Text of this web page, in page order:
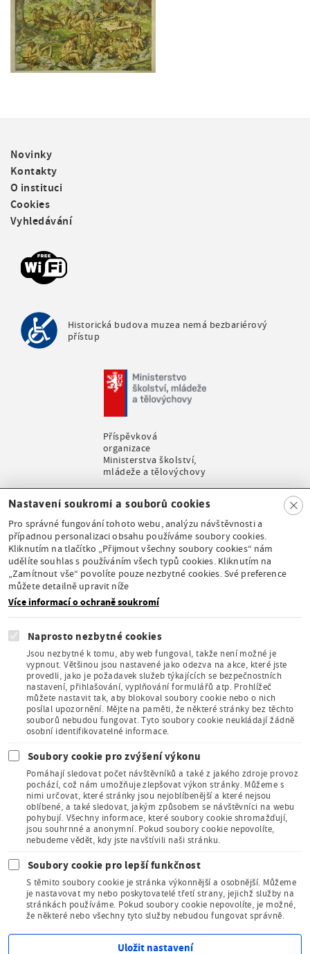
F
o
o
t
e
r
Novinky
Kontakty
O instituci
Cookies
Vyhledávání
Historická budova muzea nemá bezbariérový
přístup
Příspěvková
organizace
Ministerstva školství,
mládeže a tělovýchovy
Stálá expozice pod
záštitou České
komise pro UNESCO
Člen Asociace
muzeí a galerií
České
republiky
Člen Mezinárodního
sdružení pro dětskou
knihu
Kudy z nudy - tipy na výlet
Clo
se
Nastavení soukromí a souborů cookies
Pro správné fungování tohoto webu, analýzu návštěvnosti a
případnou personalizaci obsahu používáme soubory cookies.
Kliknutím na tlačítko „Přijmout všechny soubory cookies“ nám
udělíte souhlas s používáním všech typů cookies. Kliknutím na
„Zamítnout vše“ povolíte pouze nezbytné cookies. Své preference
můžete detailně upravit níže
Více informací o ochraně soukromí
Naprosto nezbytné cookies
Jsou nezbytné k tomu, aby web fungoval, takže není možné je
vypnout. Většinou jsou nastavené jako odezva na akce, které jste
provedli, jako je požadavek služeb týkajících se bezpečnostních
nastavení, přihlašování, vyplňování formulářů atp. Prohlížeč
můžete nastavit tak, aby blokoval soubory cookie nebo o nich
posílal upozornění. Mějte na paměti, že některé stránky bez těchto
souborů nebudou fungovat. Tyto soubory cookie neukládají žádně
osobní identifikovatelné informace.
Soubory cookie pro zvýšení výkonu
Pomáhají sledovat počet návštěvníků a také z jakého zdroje provoz
pochází, což nám umožňuje zlepšovat výkon stránky. Můžeme s
nimi určovat, které stránky jsou nejoblíbenější a které nejsou
oblíbené, a také sledovat, jakým způsobem se návštěvníci na webu
pohybují. Všechny informace, které soubory cookie shromažďují,
jsou souhrnné a anonymní. Pokud soubory cookie nepovolíte,
nebudeme vědět, kdy jste navštívili naši stránku.
Soubory cookie pro lepší funkčnost
S těmito soubory cookie je stránka výkonnější a osobnější. Můžeme
je nastavovat my nebo poskytovatelé třetí strany, jejichž služby na
stránkách používáme. Pokud soubory cookie nepovolíte, je možné,
že některé nebo všechny tyto služby nebudou fungovat správně.
Uložit nastavení